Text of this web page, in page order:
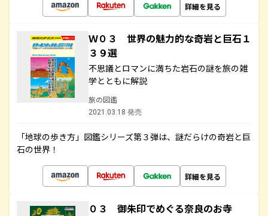
詳細を見る
Ｗ０３ 世界の魅力的な奇岩と巨石１
３９選
不思議とロマンに満ちた岩石の謎を旅の雑
学とともに解説
旅の図鑑
2021.03.18 発売
「地球の歩き方」図鑑シリーズ第３弾は、謎だらけの奇岩と巨
石の世界！
詳細を見る
０３ 御朱印でめぐる奈良のお寺